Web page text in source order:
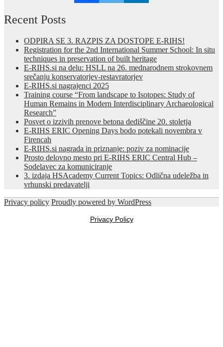
Recent Posts
ODPIRA SE 3. RAZPIS ZA DOSTOPE E-RIHS!
Registration for the 2nd International Summer School: In situ
techniques in preservation of built heritage
E-RIHS.si na delu: HSLL na 26. mednarodnem strokovnem
srečanju konservatorjev-restavratorjev
E-RIHS.si nagrajenci 2025
Training course “From landscape to Isotopes: Study of
Human Remains in Modern Interdisciplinary Archaeological
Research”
Posvet o izzivih prenove betona dediščine 20. stoletja
E-RIHS ERIC Opening Days bodo potekali novembra v
Firencah
E-RIHS.si nagrada in priznanje: poziv za nominacije
Prosto delovno mesto pri E-RIHS ERIC Central Hub –
Sodelavec za komuniciranje
3. izdaja HSAcademy Current Topics: Odlična udeležba in
vrhunski predavatelji
Privacy policy Proudly powered by WordPress
Privacy Policy